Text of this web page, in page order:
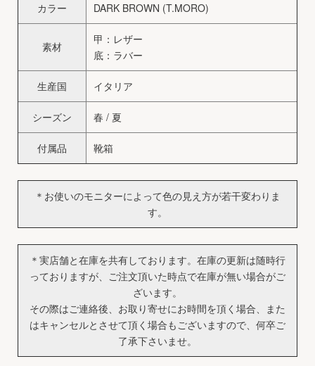
カラー DARK BROWN (T.MORO)
素材
甲：レザー
底：ラバー
生産国 イタリア
シーズン 春 / 夏
付属品 靴箱
＊お使いのモニターによって色の見え方が若干変わりま
す。
＊実店舗と在庫を共有しております。在庫の更新は随時行
っておりますが、ご注文頂いた時点で在庫が無い場合がご
ざいます。
その際はご連絡後、お取り寄せにお時間を頂く場合、また
はキャンセルとさせて頂く場合もございますので、何卒ご
了承下さいませ。